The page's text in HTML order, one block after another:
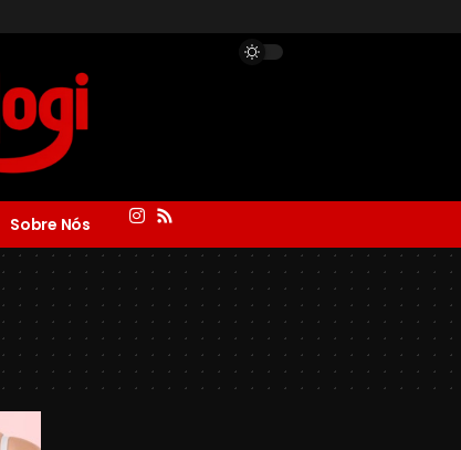
Sobre Nós